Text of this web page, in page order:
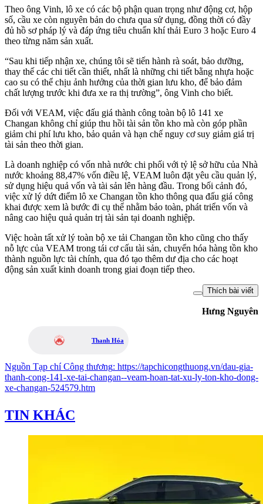
Theo ông Vinh, lô xe có các bộ phận quan trọng như động cơ, hộp
số, cầu xe còn nguyên bản do chưa qua sử dụng, đồng thời có đầy
đủ hồ sơ pháp lý và đáp ứng tiêu chuẩn khí thải Euro 3 hoặc Euro 4
theo từng năm sản xuất.
“Sau khi tiếp nhận xe, chúng tôi sẽ tiến hành rà soát, bảo dưỡng,
thay thế các chi tiết cần thiết, nhất là những chi tiết bằng nhựa hoặc
cao su có thể chịu ảnh hưởng của thời gian lưu kho, để bảo đảm
chất lượng trước khi đưa xe ra thị trường”, ông Vinh cho biết.
Đối với VEAM, việc đấu giá thành công toàn bộ lô 141 xe
Changan không chỉ giúp thu hồi tài sản tồn kho mà còn góp phần
giảm chi phí lưu kho, bảo quản và hạn chế nguy cơ suy giảm giá trị
tài sản theo thời gian.
Là doanh nghiệp có vốn nhà nước chi phối với tỷ lệ sở hữu của Nhà
nước khoảng 88,47% vốn điều lệ, VEAM luôn đặt yêu cầu quản lý,
sử dụng hiệu quả vốn và tài sản lên hàng đầu. Trong bối cảnh đó,
việc xử lý dứt điểm lô xe Changan tồn kho thông qua đấu giá công
khai được xem là bước đi cụ thể nhằm bảo toàn, phát triển vốn và
nâng cao hiệu quả quản trị tài sản tại doanh nghiệp.
Việc hoàn tất xử lý toàn bộ xe tải Changan tồn kho cũng cho thấy
nỗ lực của VEAM trong tái cơ cấu tài sản, chuyển hóa hàng tồn kho
thành nguồn lực tài chính, qua đó tạo thêm dư địa cho các hoạt
động sản xuất kinh doanh trong giai đoạn tiếp theo.
Thích bài viết
Hưng Nguyên
Thanh Hóa
Nguồn Tạp chí Công thương: https://tapchicongthuong.vn/dau-gia-
thanh-cong-141-xe-tai-changan--veam-hoan-tat-xu-ly-ton-kho-dong-
xe-changan-524579.htm
TIN KHÁC